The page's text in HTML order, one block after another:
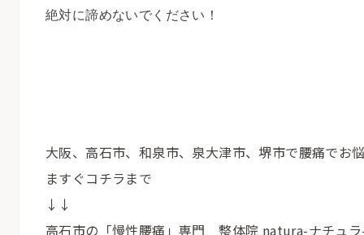
絶対に諦めないでください！
大阪、高石市、和泉市、泉大津市、堺市で腰痛でお
ますぐコチラまで
↓↓
高石市の「慢性腰痛」専門 整体院 natura-ナチュ